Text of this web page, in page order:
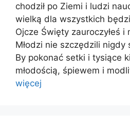
chodził po Ziemi i ludzi
wielką dla wszystkich
Ojcze Święty zauroczyłeś i
Młodzi nie szczędzili nigdy
By pokonać setki i tysiące
młodością, śpiewem i
więcej